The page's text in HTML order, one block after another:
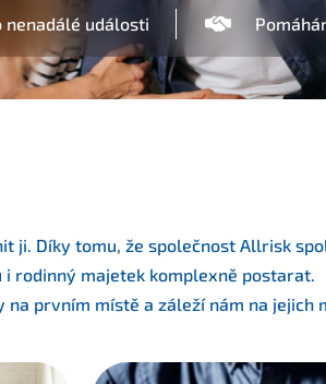
události
ji. Díky tomu, že společnost Allrisk
rodinný majetek komplexně postarat.
prvním místě a záleží nám na jejich